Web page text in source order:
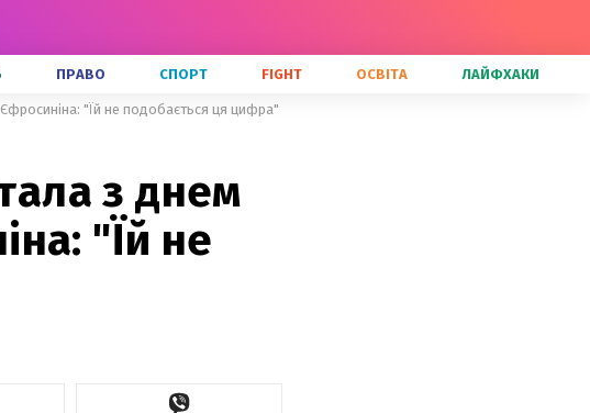
ПРАВО СПОРТ FIGHT ОСВІТА ЛАЙФХАКИ
"Їй не подобається ця цифра"
з днем
"Їй не